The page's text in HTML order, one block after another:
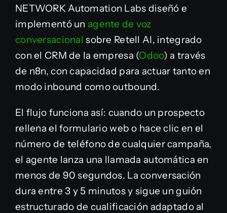
NETWORK Automation Labs diseñó e
implementó un agente de voz
conversacional sobre Retell AI, integrado
con el CRM de la empresa (Odoo) a través
de n8n, con capacidad para actuar tanto en
modo inbound como outbound.
El flujo funciona así: cuando un prospecto
rellena el formulario web o hace clic en el
número de teléfono de cualquier campaña,
el agente lanza una llamada automática en
menos de 90 segundos. La conversación
dura entre 3 y 5 minutos y sigue un guión
estructurado de cualificación adaptado al